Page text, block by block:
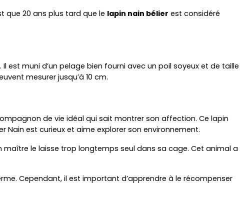
que 20 ans plus tard que le lapin nain bélier est considéré
est muni d’un pelage bien fourni avec un poil soyeux et de taille
mesurer jusqu’à 10 cm.
de vie idéal qui sait montrer son affection. Ce lapin
Nain est curieux et aime explorer son environnement.
le laisse trop longtemps seul dans sa cage. Cet animal a
Cependant, il est important d’apprendre à le récompenser